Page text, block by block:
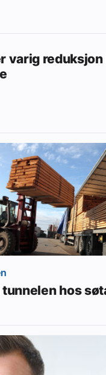
varig reduksjon
tunnelen hos